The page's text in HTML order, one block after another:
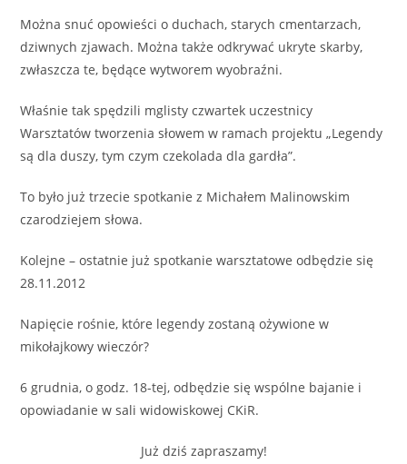
Można snuć opowieści o duchach, starych cmentarzach,
dziwnych zjawach. Można także odkrywać ukryte skarby,
zwłaszcza te, będące wytworem wyobraźni.
Właśnie tak spędzili mglisty czwartek uczestnicy
Warsztatów tworzenia słowem w ramach projektu „Legendy
są dla duszy, tym czym czekolada dla gardła”.
To było już trzecie spotkanie z Michałem Malinowskim
czarodziejem słowa.
Kolejne – ostatnie już spotkanie warsztatowe odbędzie się
28.11.2012
Napięcie rośnie, które legendy zostaną ożywione w
mikołajkowy wieczór?
6 grudnia, o godz. 18-tej, odbędzie się wspólne bajanie i
opowiadanie w sali widowiskowej CKiR.
Już dziś zapraszamy!